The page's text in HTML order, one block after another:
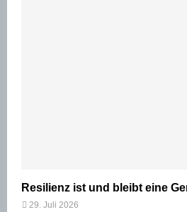
Resilienz ist und bleibt eine
29. Juli 2026